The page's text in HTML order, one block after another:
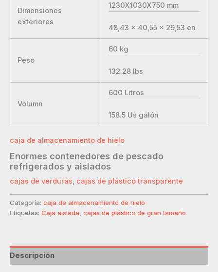
Dimensiones
exteriores
1230X1030X750 mm
48,43 x 40,55 x 29,53 en
Peso
60 kg
132.28 lbs
Volumn
600 Litros
158.5 Us galón
caja de almacenamiento de hielo
Enormes contenedores de pescado
refrigerados y aislados
cajas de verduras, cajas de plástico transparente
Categoría: caja de almacenamiento de hielo
Etiquetas: Caja aislada cajas de plástico de gran tamaño
Descripción